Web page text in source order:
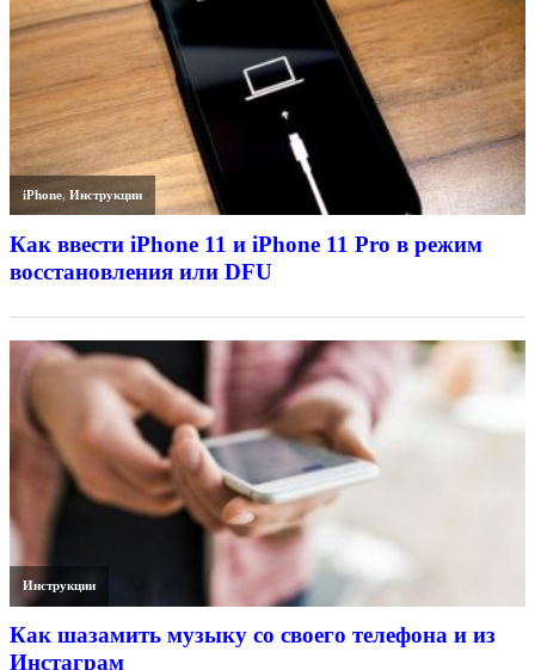
iPhone,Инструкции
Как ввести iPhone 11 и iPhone 11 Pro в режим
восстановления или DFU
Инструкции
Как шазамить музыку со своего телефона и из
Инстаграм